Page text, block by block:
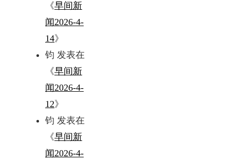
《早间新
闻2026-4-
14》
钧 发表在
《早间新
闻2026-4-
12》
钧 发表在
《早间新
闻2026-4-